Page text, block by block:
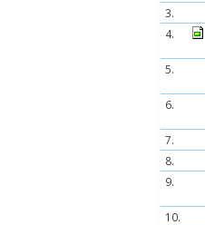
3.
4.
5.
6.
7.
8.
9.
10.